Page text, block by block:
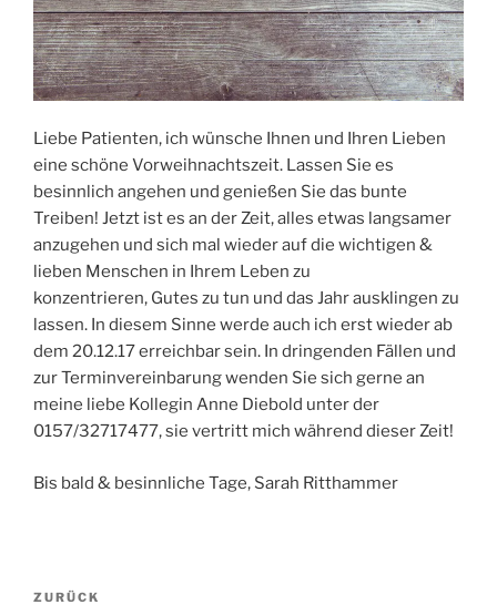
Liebe Patienten, ich wünsche Ihnen und Ihren Lieben
eine schöne Vorweihnachtszeit. Lassen Sie es
besinnlich angehen und genießen Sie das bunte
Treiben! Jetzt ist es an der Zeit, alles etwas langsamer
anzugehen und sich mal wieder auf die wichtigen &
lieben Menschen in Ihrem Leben zu
konzentrieren, Gutes zu tun und das Jahr ausklingen zu
lassen. In diesem Sinne werde auch ich erst wieder ab
dem 20.12.17 erreichbar sein. In dringenden Fällen und
zur Terminvereinbarung wenden Sie sich gerne an
meine liebe Kollegin Anne Diebold unter der
0157/32717477, sie vertritt mich während dieser Zeit!
Bis bald & besinnliche Tage, Sarah Ritthammer
Beitragsnavigation
Vorheriger
ZURÜCK